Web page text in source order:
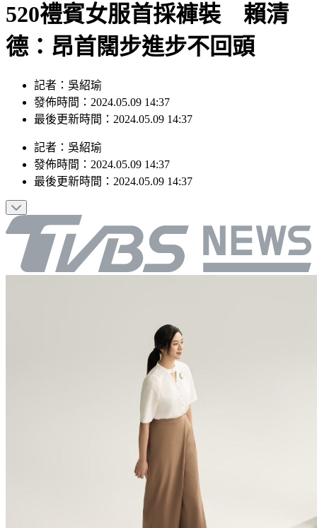
520禮賓女服首採褲裝 賴清
德：昂首闊步進步不回頭
記者：吳紹瑜
發佈時間：2024.05.09 14:37
最後更新時間：2024.05.09 14:37
記者 ： 吳紹瑜
發佈時間： 2024.05.09 14:37
最後更新時間： 2024.05.09 14:37